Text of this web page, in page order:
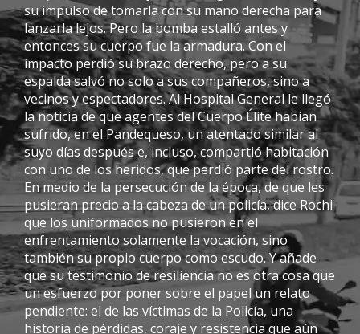
su impulso de tomarla con su mano derecha para
lanzarla lejos. Pero la bomba estalló antes y
entonces su cuerpo fue la armadura. Con el
impacto perdió su brazo derecho, pero a su
espalda salvó no solo a sus compañeros, sino a
vecinos y espectadores. Al Hospital General le llegó
la noticia de que agentes del Cuerpo Élite habían
sufrido, en el Pandequeso, un atentado similar al
suyo días después e, incluso, compartió habitación
con uno de los heridos, que perdió parte del rostro.
En medio de la persecución de la época, de que les
pusieran precio a la cabeza de un policía, dice Rochi
que los uniformados no pusieron en el
enfrentamiento solamente la vocación, sino
también su propio cuerpo como escudo. Y añade
que su testimonio de resiliencia no es otra cosa que
un esfuerzo por poner sobre el papel un relato
pendiente: el de las víctimas de la Policía, una
historia de pérdidas, coraje y resistencia que aún